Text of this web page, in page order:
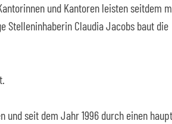
und Kantoren leisten seitdem
Stelleninhaberin Claudia Jacobs baut die
und seit dem Jahr 1996 durch einen